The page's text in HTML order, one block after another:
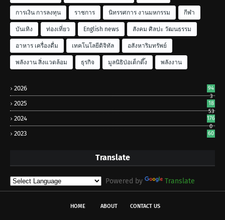
การเงิน การลงทุน ราชการ นิทรรศการ งานมหกรรม กีฬา
บันเทิง ท่องเที่ยว English news สังคม ศิลปะ วัฒนธรรม
อาหาร เครื่องดื่ม เทคโนโลยีดิจิทัล อสังหาริมทรัพย์
พลังงาน สิ่งแวดล้อม ธุรกิจ มูลนิธิป่อเต็กตึ๊ง พลังงาน
2026
94
3
2025
18
53
2024
176
0
2023 60
Translate
Powered by Translate
HOME ABOUT CONTACT US